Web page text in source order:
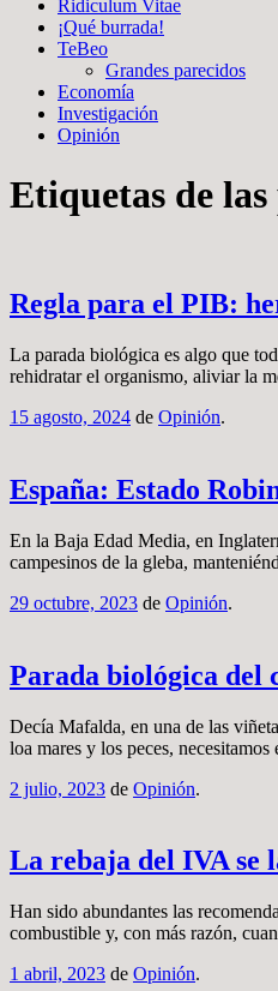
Ridiculum Vitae
¡Qué burrada!
TeBeo
Grandes parecidos
Economía
Investigación
Opinión
Etiquetas de
Regla para el PIB:
La parada biológica es algo que
rehidratar el organismo, aliviar la
15 agosto, 2024 de Opinión.
España: Estado
En la Baja Edad Media, en
campesinos de la gleba,
29 octubre, 2023 de Opinión.
Parada biológica del
Decía Mafalda, en una de las
loa mares y los peces,
2 julio, 2023 de Opinión.
La rebaja del IVA se
Han sido abundantes las
combustible y, con más razón,
1 abril, 2023 de Opinión.